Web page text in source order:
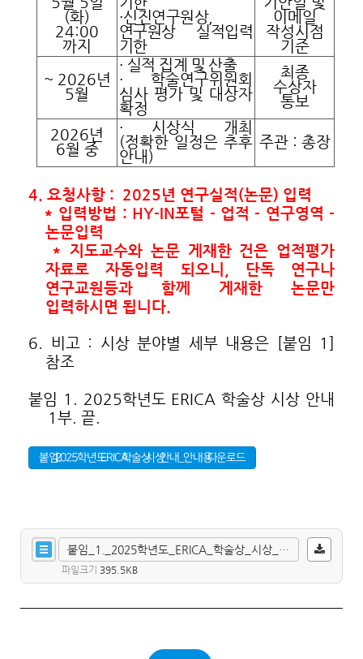
(화)
24:00
까지
·신진연구원상,
연구원상 실적입력
기한
이메일
작성시점
기준
~ 2026년
5월
· 실적 집계 및 산출
· 학술연구위원회
심사 평가 및 대상자
확정
최종
수상자
통보
2026년
6월 중
· 시상식 개최
(정확한 일정은 추후
안내)
주관 : 총장
4. 요청사항 : 2025년 연구실적(논문) 입력
* 입력방법 : HY-IN포털 - 업적 - 연구영역 -
논문입력
* 지도교수와 논문 게재한 건은 업적평가
자료로 자동입력 되오니, 단독 연구나
연구교원등과 함께 게재한 논문만
입력하시면 됩니다.
6. 비고 : 시상 분야별 세부 내용은 [붙임 1]
참조
붙임 1. 2025학년도 ERICA 학술상 시상 안내
1부. 끝.
붙임 1. 2025학년도 ERICA 학술상 시상 안내_안내용 다운로드
붙임_1._2025학년도_ERICA_학술상_시상_안내_안내용.hwp
파일크기 395.5KB